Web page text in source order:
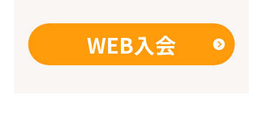
WEB入会